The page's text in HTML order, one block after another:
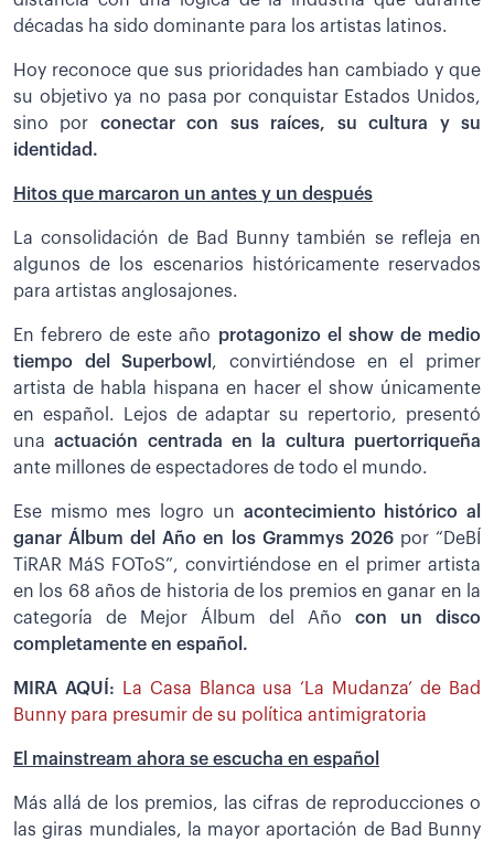
décadas ha sido dominante para los artistas latinos.
Hoy reconoce que sus prioridades han cambiado y que
su objetivo ya no pasa por conquistar Estados Unidos,
sino por conectar con sus raíces, su cultura y su
identidad.
Hitos que marcaron un antes y un después
La consolidación de Bad Bunny también se refleja en
algunos de los escenarios históricamente reservados
para artistas anglosajones.
En febrero de este año protagonizo el show de medio
tiempo del Superbowl , convirtiéndose en el primer
artista de habla hispana en hacer el show únicamente
en español. Lejos de adaptar su repertorio, presentó
unaactuación centrada en la cultura puertorriqueña
ante millones de espectadores de todo el mundo.
Ese mismo mes logro un acontecimiento histórico al
ganar Álbum del Año en los Grammys 2026por “DeBÍ
TiRAR MáS FOToS”, convirtiéndose en el primer artista
en los 68 años de historia de los premios en ganar en la
categoría de Mejor Álbum del Año con un disco
completamente en español.
MIRA AQUÍ:
La Casa Blanca usa ‘La Mudanza’ de Bad
Bunny para presumir de su política antimigratoria
El mainstream ahora se escucha en español
Más allá de los premios, las cifras de reproducciones o
las giras mundiales, la mayor aportación de Bad Bunny